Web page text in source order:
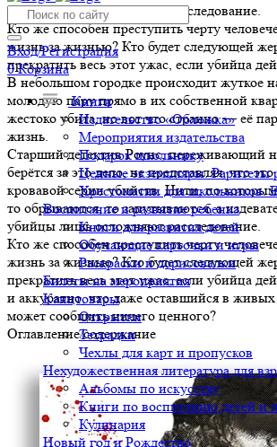
Вход/Регистрация
0 Корзина
Книги
Издательство «Обложка»
Мероприятия издательства
Подарок школьнику
Ценные экземпляры. Раритеты
Хрестоматии для школьников.
Воспитание и развитие ребенка
Книги для развития детей
Обучающие карточки и игры
Раскраски и дорисовалки
Билеты на мероприятия
Канцтовары
Открытки
Тетрадки
Чехлы для карт и пропусков
Нехудожественная литература для
Альбомы по искусству
Книги по воспитанию детей и
Кулинария
Новый год и Рождество
убийцы лишь осложняют расследование.
Кто же способен преступить черту
жизнь за жизнью? Кто будет следующей
прекратить весь этот ужас, если убийца
В небольшом городке происходит жуткое
молодую пару прямо в их собственной
жестоко убита, но вот что странно — её
жизнь.
Старший детектив Роунс, переживающий
берётся за это дело, не представляя, что
кровавой серии убийств. Нити, по которым
то обрываются, то запутываются, а
убийцы лишь осложняют расследование.
Кто же способен преступить черту
жизнь за жизнью? Кто будет следующей
прекратить весь этот ужас, если убийца
и аккуратно, что даже оставшийся в живых
может сообщить ничего ценного?
Оглавление/содержание